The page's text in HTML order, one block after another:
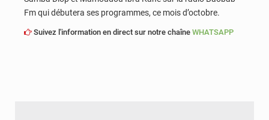
Fm qui débutera ses programmes, ce mois d’octobre.
Suivez l'information en direct sur notre chaîne WHATSAPP